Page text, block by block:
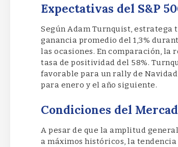
Expectativas del S&P
Según Adam Turnquist, estratega
ganancia promedio del 1,3%
las ocasiones. En comparación, la
tasa de positividad del 58%.
favorable para un rally de
para enero y el año siguiente.
Condiciones del
A pesar de que la amplitud
a máximos históricos, la